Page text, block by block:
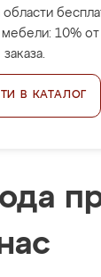
10% от
заказа.
В КАТАЛОГ